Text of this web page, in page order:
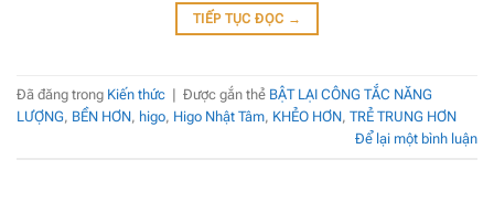
TIẾP TỤC ĐỌC →
Đã đăng trong Kiến thức Được gắn thẻ BẬT LẠI CÔNG TẮC NĂNG
LƯỢNG, BỀN HƠN, higo, Higo Nhật Tâm, KHẺO HƠN, TRẺ TRUNG HƠN
Để lại một bình luận